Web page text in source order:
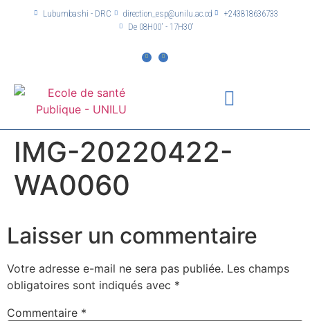
Lubumbashi - DRC direction_esp@unilu.ac.cd
+243818636733
De 08H00' - 17H30'
IMG-20220422-
WA0060
Laisser un commentaire
Votre adresse e-mail ne sera pas publiée. Les champs
obligatoires sont indiqués avec *
Commentaire *